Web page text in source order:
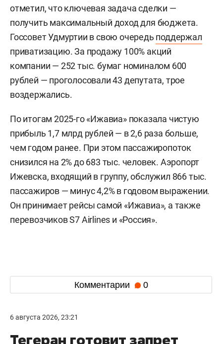
отметил, что ключевая задача сделки —
получить максимальный доход для бюджета.
Госсовет Удмуртии в свою очередь поддержал
приватизацию. За продажу 100% акций
компании — 252 тыс. бумаг номиналом 600
рублей — проголосовали 43 депутата, трое
воздержались.
По итогам 2025-го «Ижавиа» показала чистую
прибыль 1,7 млрд рублей — в 2,6 раза больше,
чем годом ранее. При этом пассажиропоток
снизился на 2% до 683 тыс. человек. Аэропорт
Ижевска, входящий в группу, обслужил 866 тыс.
пассажиров — минус 4,2% в годовом выражении.
Он принимает рейсы самой «Ижавиа», а также
перевозчиков S7 Airlines и «Россия».
Комментарии 0
6 августа 2026, 23:21
Тегеран готовит запрет